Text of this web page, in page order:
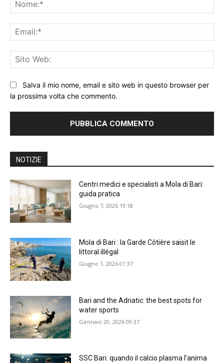
Salva il mio nome, email e sito web in questo browser per
la prossima volta che commento.
NOTIZIE
Centri medici e specialisti a Mola di Bari:
guida pratica
Giugno 7, 2026 19:18
Mola di Bari : la Garde Côtière saisit le
littoral illégal
Giugno 1, 2026 01:37
Bari and the Adriatic: the best spots for
water sports
Gennaio 20, 2026 09:37
SSC Bari: quando il calcio plasma l’anima